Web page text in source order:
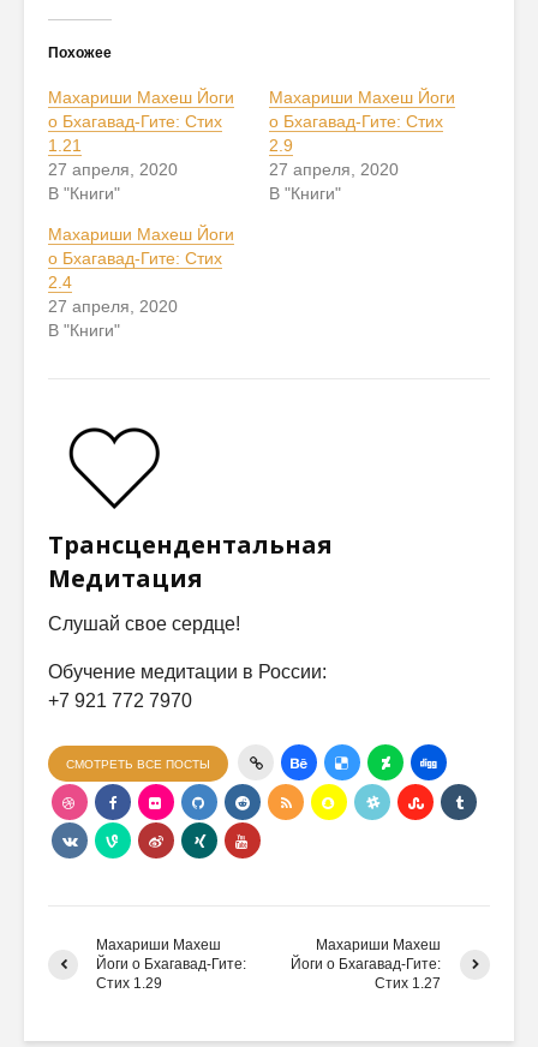
Похожее
Махариши Махеш Йоги
о Бхагавад-Гите: Стих
1.21
27 апреля, 2020
В "Книги"
Махариши Махеш Йоги
о Бхагавад-Гите: Стих
2.9
27 апреля, 2020
В "Книги"
Махариши Махеш Йоги
о Бхагавад-Гите: Стих
2.4
27 апреля, 2020
В "Книги"
Трансцендентальная
Медитация
Слушай свое сердце!
Обучение медитации в России:
+7 921 772 7970
СМОТРЕТЬ ВСЕ ПОСТЫ
Махариши Махеш
Йоги о Бхагавад-Гите:
Стих 1.29
Махариши Махеш
Йоги о Бхагавад-Гите:
Стих 1.27